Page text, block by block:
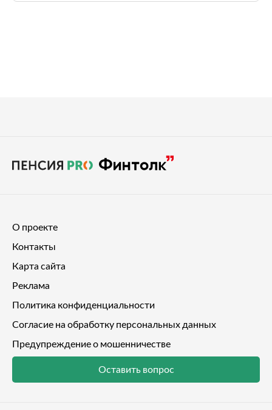
О проекте
Контакты
Карта сайта
Реклама
Политика конфиденциальности
Согласие на обработку персональных данных
Предупреждение о мошенничестве
Оставить вопрос